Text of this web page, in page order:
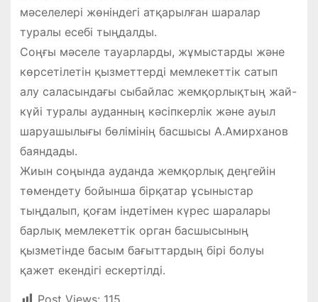
мәселелері жөніндегі атқарылған шаралар
туралы есебі тыңдалды.
Соңғы мәселе тауарларды, жұмыстарды және
көрсетілетін қызметтерді мемлекеттік сатып
алу саласындағы сыбайлас жемқорлықтың жай-
күйі туралы ауданның кәсіпкерлік және ауыл
шаруашылығы бөлімінің басшысы А.Амирханов
баяндады.
Жиын соңында ауданда жемқорлық деңгейін
төмендету бойынша бірқатар ұсыныстар
тыңдалып, қоғам індетімен күрес шаралары
барлық мемлекеттік орган басшысының
қызметінде басым бағыттардың бірі болуы
қажет екендігі ескертілді.
Post Views: 115